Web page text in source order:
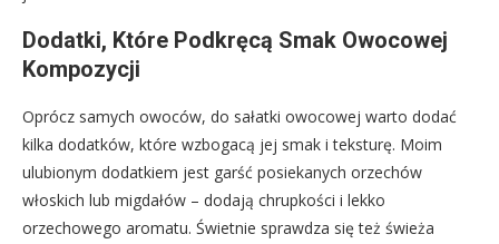
Dodatki, Które Podkręcą Smak Owocowej
Kompozycji
Oprócz samych owoców, do sałatki owocowej warto dodać
kilka dodatków, które wzbogacą jej smak i teksturę. Moim
ulubionym dodatkiem jest garść posiekanych orzechów
włoskich lub migdałów – dodają chrupkości i lekko
orzechowego aromatu. Świetnie sprawdza się też świeża